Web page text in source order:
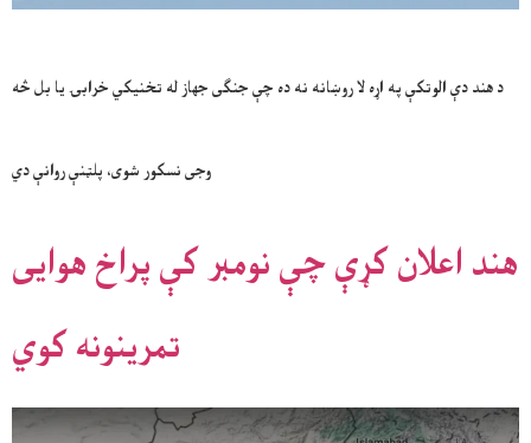
د هند دې الوتکې په اړه لا روښانه نه ده چې جنګی جهاز له تخنیکي خرابۍ یا بل څه
وجی نسکور شوی، پلټنې روانې دي
هند اعلان کړې چې نومبر کې پراخ هوایی
تمرینونه کوي